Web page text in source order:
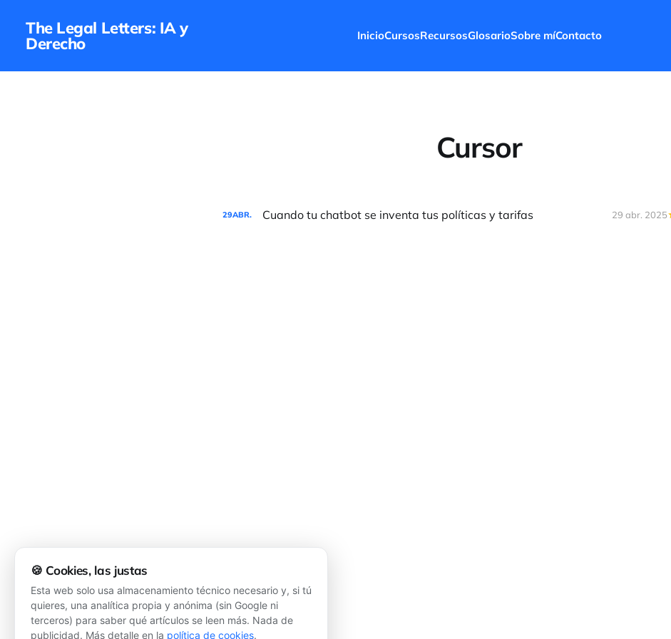
The Legal Letters: IA y
Derecho InicioCursosRecursosGlosarioSobre míContacto
Cursor
29ABR. Cuando tu chatbot se inventa tus políticas y tarifas 29 abr. 2025
🍪 Cookies, las justas
Esta web solo usa almacenamiento técnico necesario y, si tú
quieres, una analítica propia y anónima (sin Google ni
terceros) para saber qué artículos se leen más. Nada de
publicidad. Más detalle en la política de cookies.